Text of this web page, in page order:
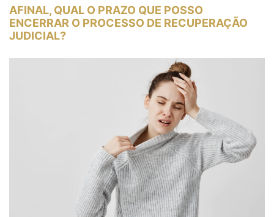
AFINAL, QUAL O PRAZO QUE POSSO
ENCERRAR O PROCESSO DE RECUPERAÇÃO
JUDICIAL?